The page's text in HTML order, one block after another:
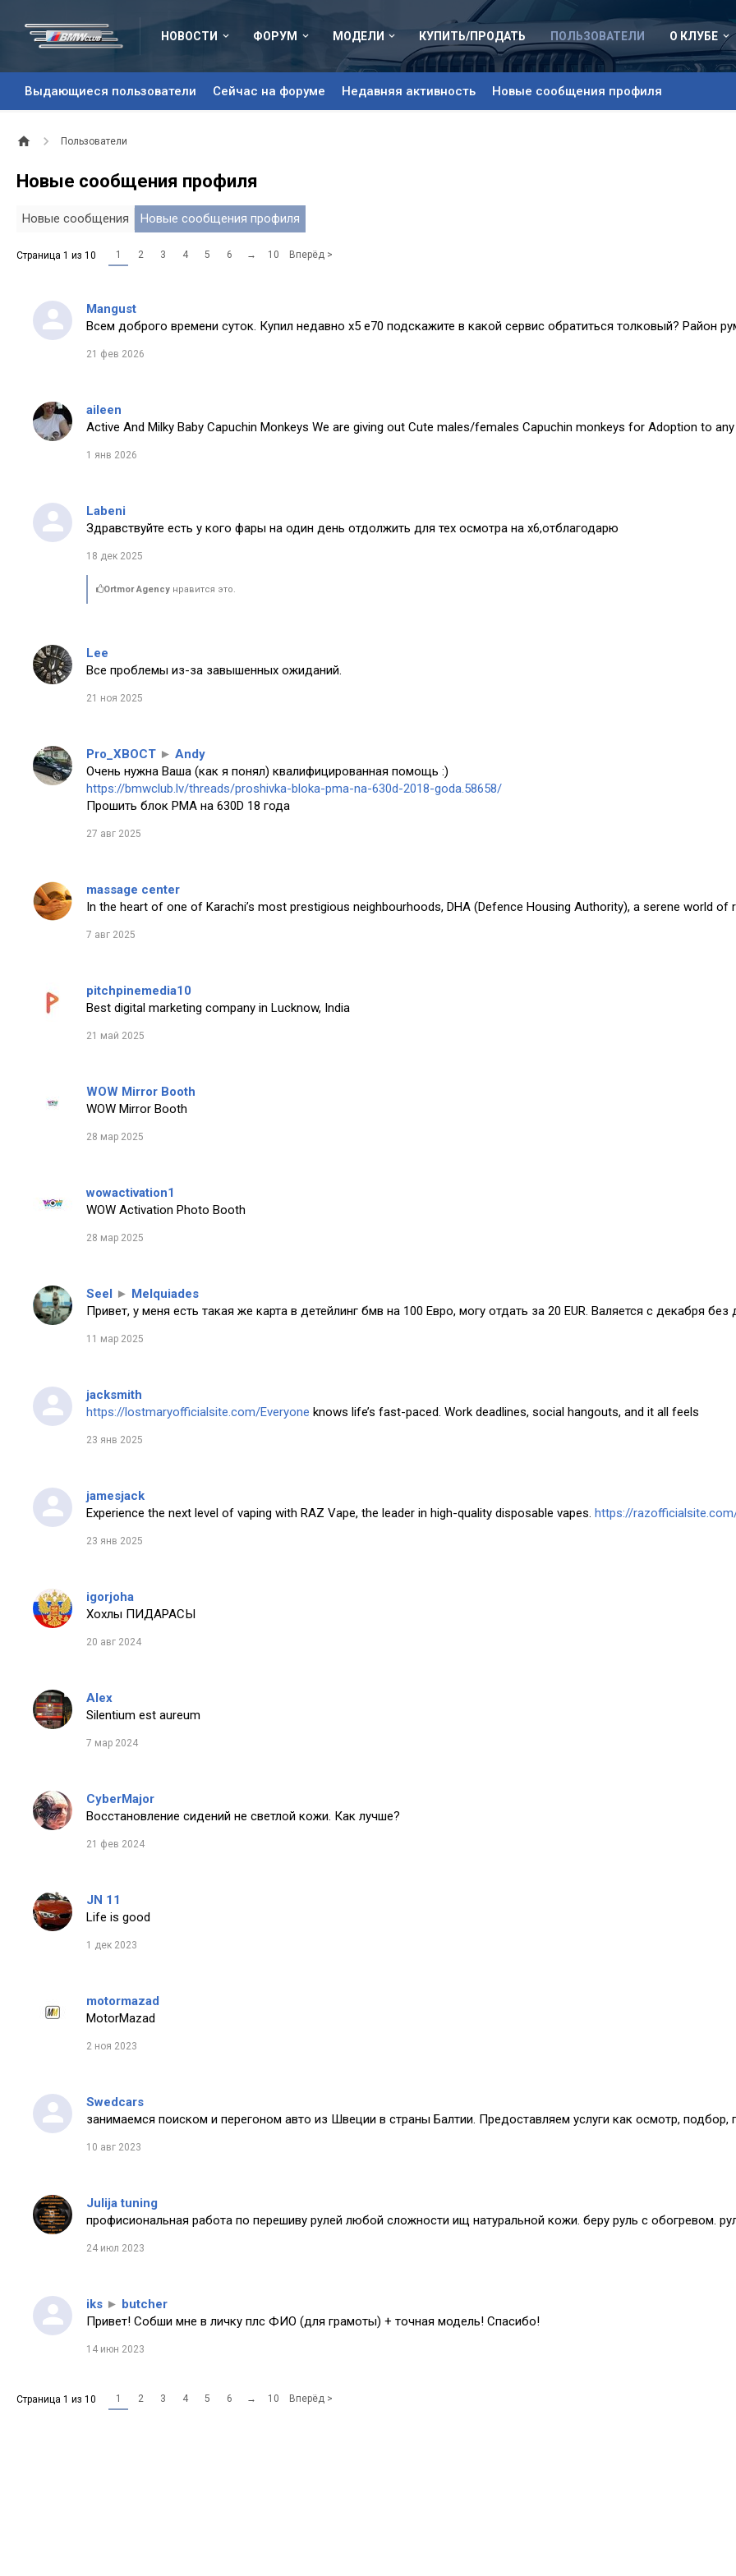
НОВОСТИ ФОРУМ МОДЕЛИ КУПИТЬ/ПРОДАТЬ ПОЛЬЗОВАТЕЛИ
Выдающиеся пользователи Сейчас на форуме Недавняя активность Новые сообщения профиля
О КЛУБЕ
Пользователи
Новые сообщения профиля
Новые сообщения Новые сообщения профиля
Страница 1 из 10 1 2 3 4 5 6 → 10 Вперёд >
Mangust
Всем доброго времени суток. Купил недавно х5 е70 подскажите в какой сервис обратиться толковый? Район
21 фев 2026
aileen
Active And Milky Baby Capuchin Monkeys We are giving out Cute males/females Capuchin monkeys for Adoption to
1 янв 2026
Labeni
Здравствуйте есть у кого фары на один день отдолжить для тех осмотра на х6,отблагодарю
18 дек 2025
Ortmor Agency нравится это.
Lee
Все проблемы из-за завышенных ожиданий.
21 ноя 2025
Pro_XBOCT ► Andy
Очень нужна Ваша (как я понял) квалифицированная помощь :)
https://bmwclub.lv/threads/proshivka-bloka-pma-na-630d-2018-goda.58658/
Прошить блок PMA на 630D 18 года
27 авг 2025
massage center
In the heart of one of Karachi’s most prestigious neighbourhoods, DHA (Defence Housing Authority), a serene world of
7 авг 2025
pitchpinemedia10
Best digital marketing company in Lucknow, India
21 май 2025
WOW Mirror Booth
WOW Mirror Booth
28 мар 2025
wowactivation1
WOW Activation Photo Booth
28 мар 2025
Seel ► Melquiades
Привет, у меня есть такая же карта в детейлинг бмв на 100 Евро, могу отдать за 20 EUR. Валяется с декабря без
11 мар 2025
jacksmith
https://lostmaryofficialsite.com/Everyone knows life’s fast-paced. Work deadlines, social hangouts, and it all feels
23 янв 2025
jamesjack
Experience the next level of vaping with RAZ Vape, the leader in high-quality disposable vapes. https://
23 янв 2025
igorjoha
Хохлы ПИДАРАСЫ
20 авг 2024
Alex
Silentium est aureum
7 мар 2024
CyberMajor
Восстановление сидений не светлой кожи. Как лучше?
21 фев 2024
JN 11
Life is good
1 дек 2023
motormazad
MotorMazad
2 ноя 2023
Swedcars
занимаемся поиском и перегоном авто из Швеции в страны Балтии. Предоставляем услуги как осмотр, подбор,
10 авг 2023
Julija tuning
профисиональная работа по перешиву рулей любой сложности ищ натуральной кожи. беру руль с обогревом.
24 июл 2023
iks ► butcher
Привет! Собши мне в личку плс ФИО (для грамоты) + точная модель! Спасибо!
14 июн 2023
Страница 1 из 10 1 2 3 4 5 6 → 10 Вперёд >